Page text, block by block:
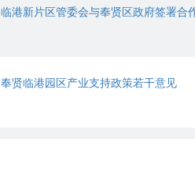
同加快高质量发展！